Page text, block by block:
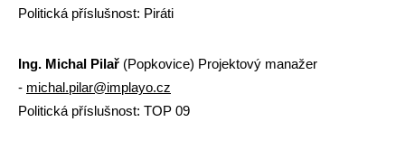
Politická příslušnost: Piráti
Ing. Michal Pilař (Popkovice) Projektový manažer
- michal.pilar@implayo.cz
Politická příslušnost: TOP 09